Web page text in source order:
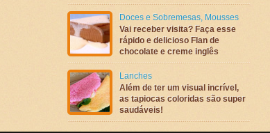
Doces e Sobremesas, Mousses
Vai receber visita? Faça esse
rápido e delicioso Flan de
chocolate e creme inglês
Lanches
Além de ter um visual incrível,
as tapiocas coloridas são super
saudáveis!